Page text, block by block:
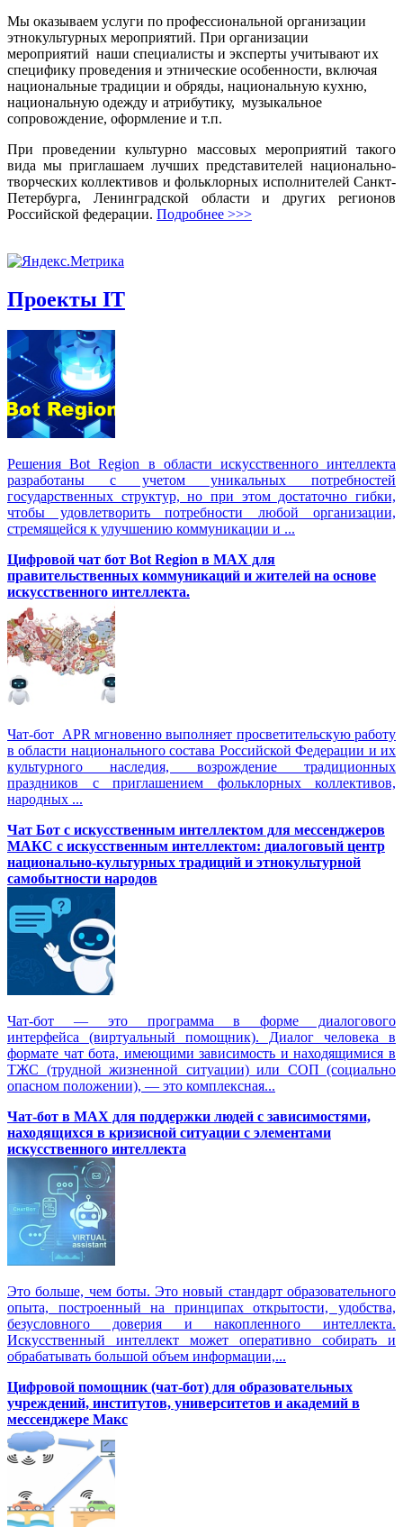
Мы оказываем услуги по профессиональной организации
этнокультурных мероприятий. При организации
мероприятий наши специалисты и эксперты учитывают их
специфику проведения и этнические особенности, включая
национальные традиции и обряды, национальную кухню,
национальную одежду и атрибутику, музыкальное
сопровождение, оформление и т.п.
При проведении культурно массовых мероприятий такого
вида мы приглашаем лучших представителей национально-
творческих коллективов и фольклорных исполнителей Санкт-
Петербурга, Ленинградской области и других регионов
Российской федерации. Подробнее >>>
Проекты IT
Решения Вot Region в области искусственного интеллекта
разработаны с учетом уникальных потребностей
государственных структур, но при этом достаточно гибки,
чтобы удовлетворить потребности любой организации,
стремящейся к улучшению коммуникации и ...
Цифровой чат бот Вot Region в MAX для
правительственных коммуникаций и жителей на основе
искусственного интеллекта.
Чат-бот APR мгновенно выполняет просветительскую работу
в области национального состава Российской Федерации и их
культурного наследия, возрождение традиционных
праздников с приглашением фольклорных коллективов,
народных ...
Чат Бот с искусственным интеллектом для мессенджеров
МАКС с искусственным интеллектом: диалоговый центр
национально-культурных традиций и этнокультурной
самобытности народов
Чат-бот — это программа в форме диалогового
интерфейса (виртуальный помощник). Диалог человека в
формате чат бота, имеющими зависимость и находящимися в
ТЖС (трудной жизненной ситуации) или СОП (социально
опасном положении), — это комплексная...
Чат-бот в MAX для поддержки людей с зависимостями,
находящихся в кризисной ситуации с элементами
искусственного интеллекта
Это больше, чем боты. Это новый стандарт образовательного
опыта, построенный на принципах открытости, удобства,
безусловного доверия и накопленного интеллекта.
Искусственный интеллект может оперативно собирать и
обрабатывать большой объем информации,...
Цифровой помощник (чат-бот) для образовательных
учреждений, институтов, университетов и академий в
мессенджере Макс